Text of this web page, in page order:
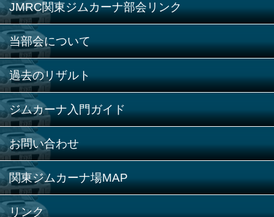
JMRC関東ジムカーナ部会リンク
当部会について
過去のリザルト
ジムカーナ入門ガイド
お問い合わせ
関東ジムカーナ場MAP
リンク